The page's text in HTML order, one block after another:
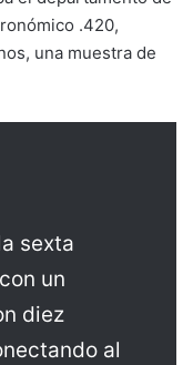
.420,
una muestra de
sexta
un
diez
al